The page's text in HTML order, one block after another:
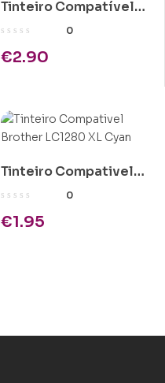
Tinteiro Compatível
HP 364XL Amarelo
0
€2.90
Tinteiro Compativel
Brother LC1280 XL
0
€1.95